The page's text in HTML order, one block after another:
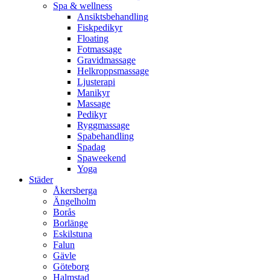
Spa & wellness
Ansiktsbehandling
Fiskpedikyr
Floating
Fotmassage
Gravidmassage
Helkroppsmassage
Ljusterapi
Manikyr
Massage
Pedikyr
Ryggmassage
Spabehandling
Spadag
Spaweekend
Yoga
Städer
Åkersberga
Ängelholm
Borås
Borlänge
Eskilstuna
Falun
Gävle
Göteborg
Halmstad